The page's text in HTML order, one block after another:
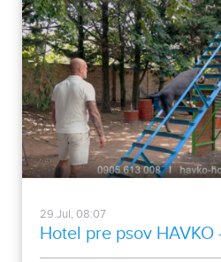
29.Jul, 08:07
Hotel pre psov